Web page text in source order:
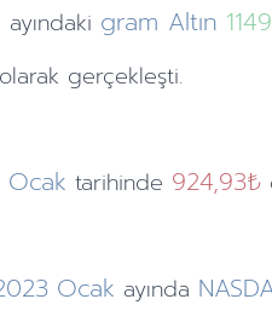
ayındaki gram Altın
olarak gerçekleşti.
Ocak tarihinde 924,93₺
Ocak ayında